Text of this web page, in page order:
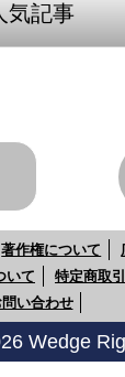
気記事
著作権について
いて
特定商取
問い合わせ
Wedge